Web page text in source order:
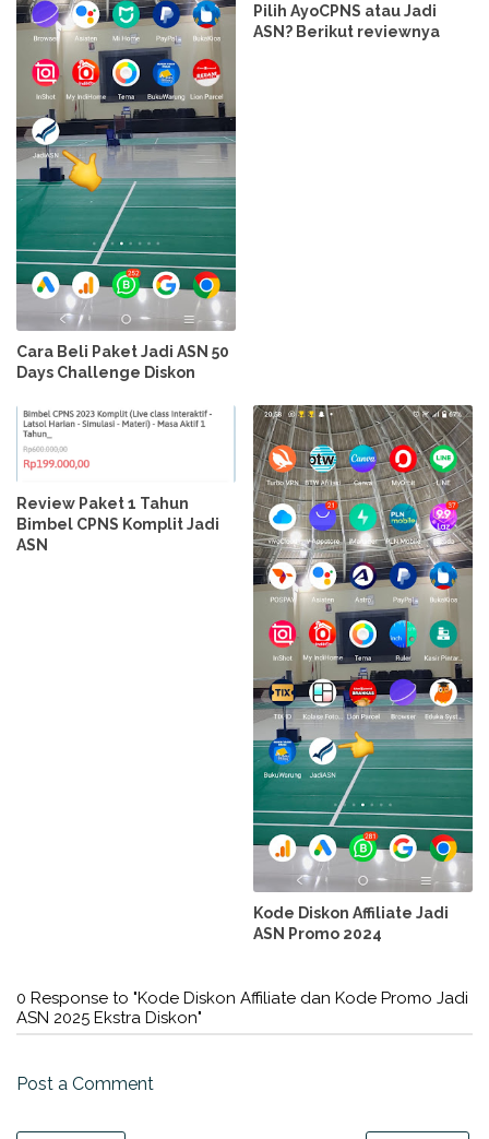
Cara Beli Paket Jadi ASN 50
Days Challenge Diskon
Pilih AyoCPNS atau Jadi
ASN? Berikut reviewnya
Review Paket 1 Tahun
Bimbel CPNS Komplit Jadi
ASN
Kode Diskon Affiliate Jadi
ASN Promo 2024
0 Response to "Kode Diskon Affiliate dan Kode Promo Jadi
ASN 2025 Ekstra Diskon"
Post a Comment